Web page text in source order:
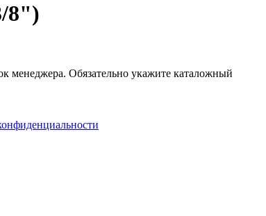
8")
менеджера. Обязательно укажите каталожный